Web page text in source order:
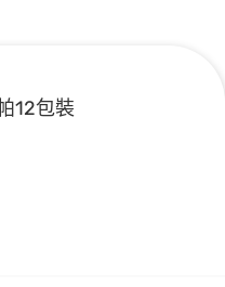
12包裝